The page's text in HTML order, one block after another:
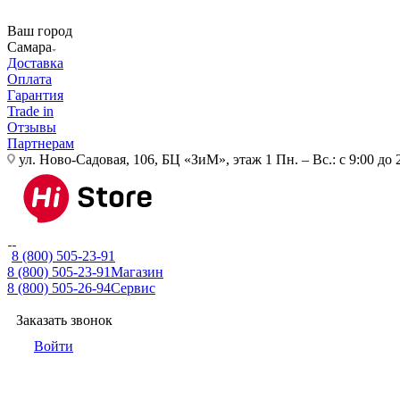
Ваш город
Самара
Доставка
Оплата
Гарантия
Trade in
Отзывы
Партнерам
ул. Ново-Садовая, 106, БЦ «ЗиМ», этаж 1 Пн. – Вс.: с 9:00 до
8 (800) 505-23-91
8 (800) 505-23-91Магазин
8 (800) 505-26-94Сервис
Заказать звонок
Войти